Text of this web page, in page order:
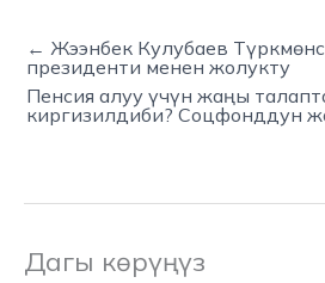
← Жээнбек Кулубаев
президенти менен жолукту
Пенсия алуу үчүн жаңы
киргизилдиби? Соцфонддун
Дагы көрүңүз